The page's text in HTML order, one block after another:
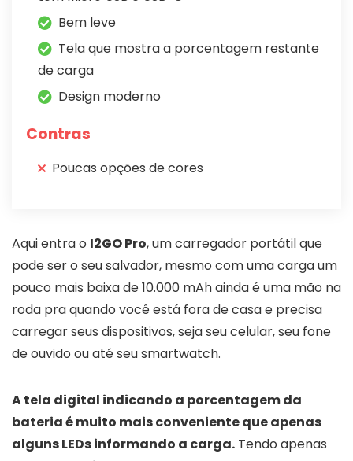
Bem leve
Tela que mostra a porcentagem restante
de carga
Design moderno
Contras
Poucas opções de cores
Aqui entra o I2GO Pro, um carregador portátil que
pode ser o seu salvador, mesmo com uma carga um
pouco mais baixa de 10.000 mAh ainda é uma mão na
roda pra quando você está fora de casa e precisa
carregar seus dispositivos, seja seu celular, seu fone
de ouvido ou até seu smartwatch.
A tela digital indicando a porcentagem da
bateria é muito mais conveniente que apenas
alguns LEDs informando a carga. Tendo apenas